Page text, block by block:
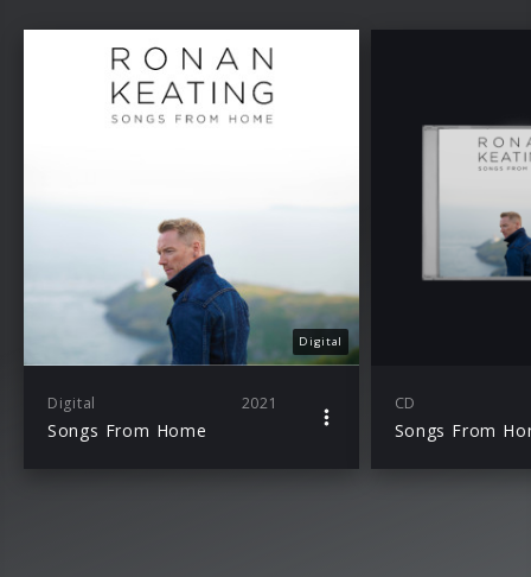
Digital
Digital 2021
Songs From Home
CD
Songs From